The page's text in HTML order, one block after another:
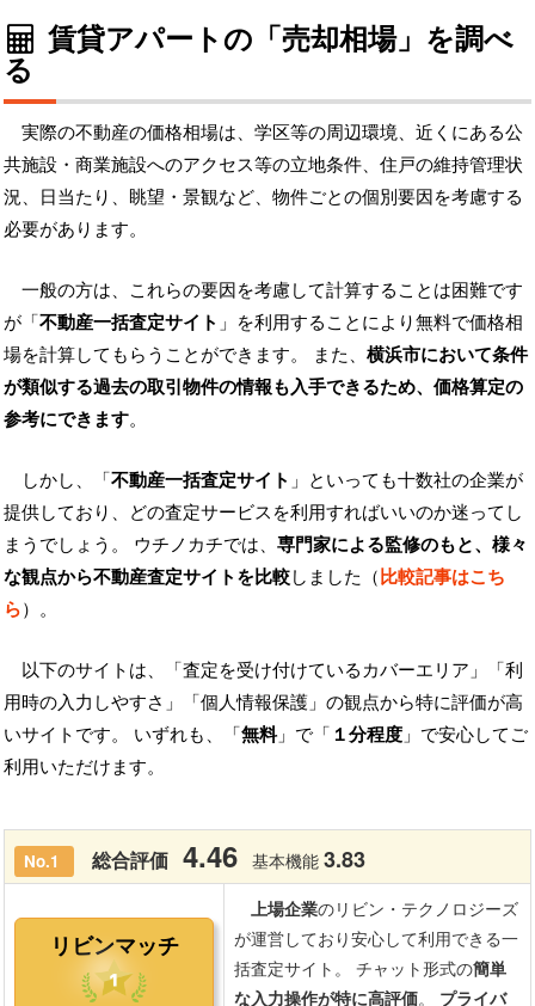
賃貸アパートの「売却相場」を調べ
る
実際の不動産の価格相場は、学区等の周辺環境、近くにある公
共施設・商業施設へのアクセス等の立地条件、住戸の維持管理状
況、日当たり、眺望・景観など、物件ごとの個別要因を考慮する
必要があります。
一般の方は、これらの要因を考慮して計算することは困難です
が「不動産一括査定サイト 」を利用することにより無料で価格相
場を計算してもらうことができます。 また、 横浜市において条件
が類似する過去の取引物件の情報も入手できるため、価格算定の
参考にできます。
しかし、「不動産一括査定サイト 」といっても十数社の企業が
提供しており、どの査定サービスを利用すればいいのか迷ってし
まうでしょう。 ウチノカチでは、 専門家による監修のもと、様々
な観点から不動産査定サイトを比較しました（比較記事はこち
ら）。
以下のサイトは、「査定を受け付けているカバーエリア」「利
用時の入力しやすさ」「個人情報保護」の観点から特に評価が高
いサイトです。 いずれも、「無料」で「 １分程度 」で安心してご
利用いただけます。